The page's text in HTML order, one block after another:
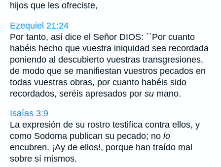
hijos que les ofreciste,
Ezequiel 21:24
Por tanto, así dice el Señor DIOS: ``Por cuanto
habéis hecho que vuestra iniquidad sea recordada
poniendo al descubierto vuestras transgresiones,
de modo que se manifiestan vuestros pecados en
todas vuestras obras, por cuanto habéis sido
recordados, seréis apresados por su mano.
Isaías 3:9
La expresión de su rostro testifica contra ellos, y
como Sodoma publican su pecado; no lo
encubren. ¡Ay de ellos!, porque han traído mal
sobre sí mismos.